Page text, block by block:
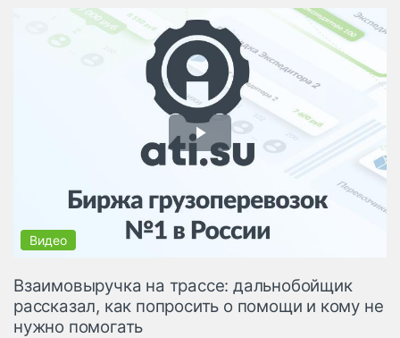
Региональная
логистика
ЭДО, ИТ в
логистике
Дороги,
инфраструктура
Логистика, грузы
Негабаритные и
опасные грузы
Безопасность и
Таможня и ВЭД
Взаимовыручка на трассе: дальнобойщик
рассказал, как попросить о помощи и кому не
нужно помогать